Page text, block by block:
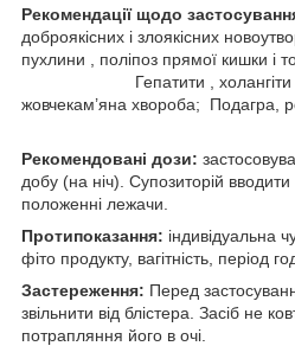
Рекомендації щодо
доброякісних і злоякісних
пухлини , поліпоз прямої
Гепатити , холангіти ,
жовчекам’яна хвороба;
Рекомендовані дози:
добу (на ніч). Супозиторій
положенні лежачи.
Протипоказання: індивідуальна
фіто продукту, вагітність, період
Застереження: Перед
звільнити від блістера. Засіб не
потрапляння його в очі.